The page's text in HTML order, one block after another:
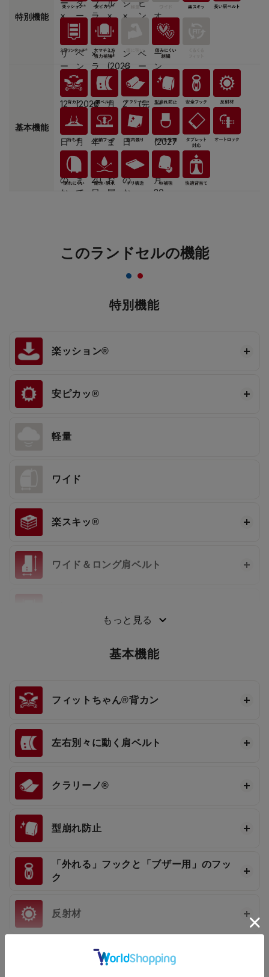
特別機能
基本機能
このランドセルの機能
特別機能
楽ッション®
安ピカッ®
軽量
ワイド
楽スキッ®
ワイド＆ロング肩ベルト
もっと見る
基本機能
フィットちゃん®背カン
左右別々に動く肩ベルト
クラリーノ®
型崩れ防止
「外れる」フックと「ブザー用」のフッ
ク
反射材
もっと見る